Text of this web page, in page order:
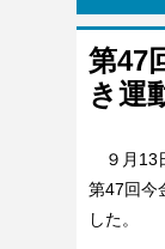
第47
き運
９月13
第47回今
した。